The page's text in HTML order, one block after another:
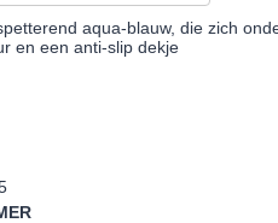
aqua-blauw, die zich
en een anti-slip dekje